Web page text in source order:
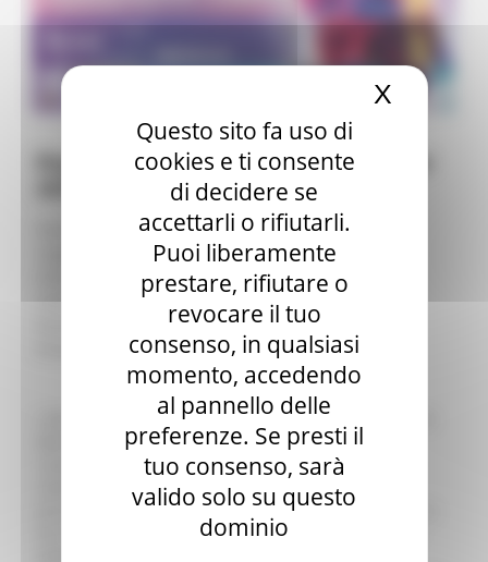
Questo sito fa uso di
cookies e ti consente
di decidere se
accettarli o rifiutarli.
Puoi liberamente
prestare, rifiutare o
revocare il tuo
consenso, in qualsiasi
momento, accedendo
al pannello delle
preferenze. Se presti il
tuo consenso, sarà
valido solo su questo
dominio
X
Registrati alla Giornata delle Marche
Carica
Numero di telefono
I dati personali saranno trattati da parte della Regione
Marche, in qualita' di titolare del trattamento, per
consentire la partecipazione e lâorganizzazione del
seminario. I dati personali, trattati unicamente da
personale a cio' autorizzato, non saranno comunicati a
terzi, salvo specifica previsione normativa. Nel corso